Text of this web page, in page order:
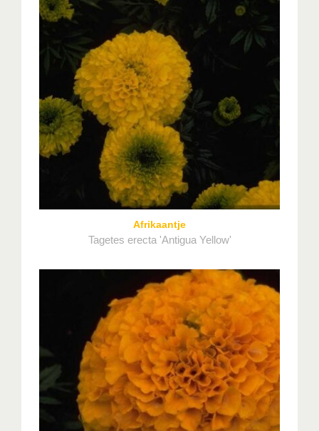
Afrikaantje
Tagetes erecta 'Antigua Yellow'